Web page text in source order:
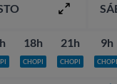
18h
CHOPI
21h
CHOPI
9h
CHOPI